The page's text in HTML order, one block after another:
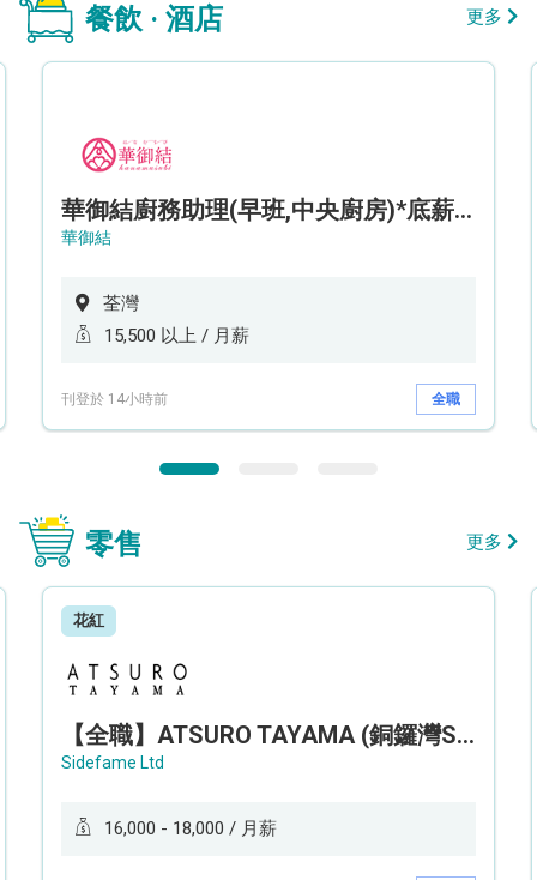
餐飲 · 酒店 更多
華御結廚務助理(早班,中央廚房)*底薪可達$15.5k* (5天工作週)
華御結
荃灣
15,500 以上 / 月薪
刊登於 14小時前 全職
零售 更多
花紅
【全職】ATSURO TAYAMA (銅鑼灣Sogo分店) 服裝銷售及造型顧問 Sales & Fashion Stylist【永久保證佣金+新人獎金$3,000】
Sidefame Ltd
16,000 - 18,000 / 月薪